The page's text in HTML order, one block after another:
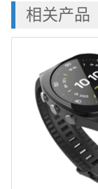
相关产品